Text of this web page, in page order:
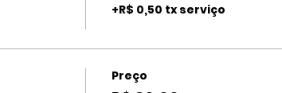
+R$ 0,50 tx serviço
Preço